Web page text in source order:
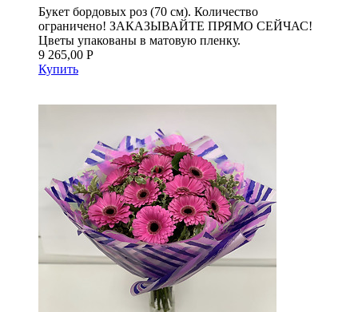
Букет бордовых роз (70 см). Количество
ограничено! ЗАКАЗЫВАЙТЕ ПРЯМО СЕЙЧАС!
Цветы упакованы в матовую пленку.
9 265,00 Р
Купить